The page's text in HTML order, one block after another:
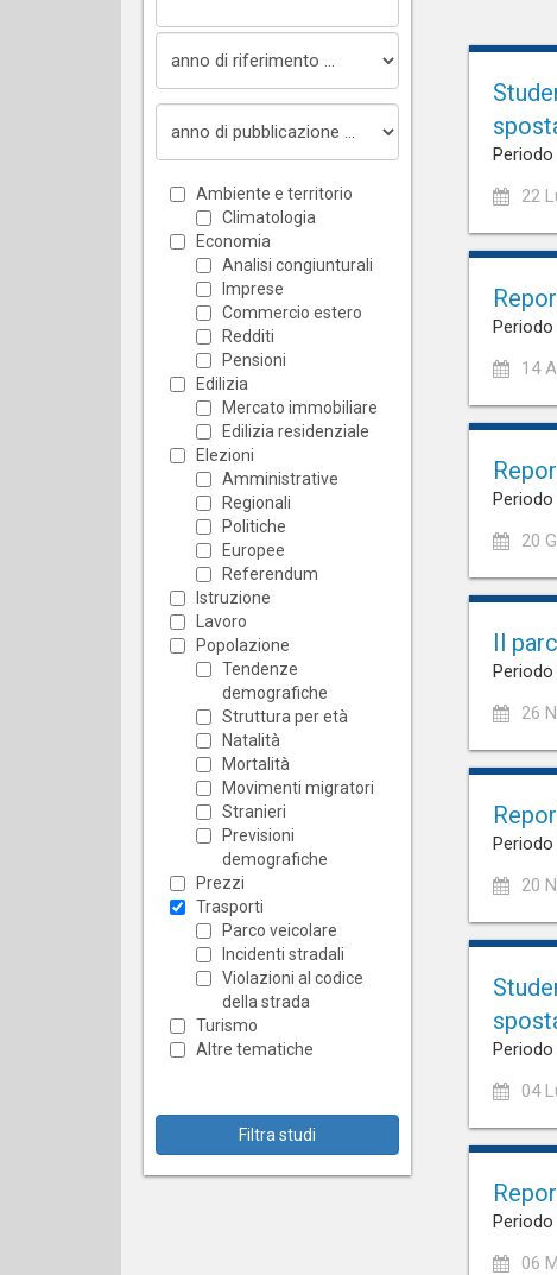
Ambiente e territorio
Climatologia
Economia
Analisi congiunturali
Imprese
Commercio estero
Redditi
Pensioni
Edilizia
Mercato immobiliare
Edilizia residenziale
Elezioni
Amministrative
Regionali
Politiche
Europee
Referendum
Istruzione
Lavoro
Popolazione
Tendenze
demografiche
Struttura per età
Natalità
Mortalità
Movimenti migratori
Stranieri
Previsioni
demografiche
Prezzi
Trasporti
Parco veicolare
Incidenti stradali
Violazioni al codice
della strada
Turismo
Altre tematiche
Filtra studi
22
14
20
Il
26
20
04
06